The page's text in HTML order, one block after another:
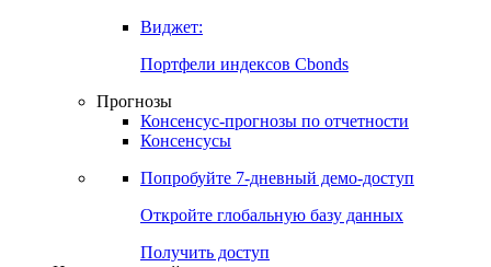
Виджет:
Портфели индексов Cbonds
Прогнозы
Консенсус-прогнозы по отчетности
Консенсусы
Попробуйте 7-дневный демо-доступ
Откройте глобальную базу данных
Получить доступ